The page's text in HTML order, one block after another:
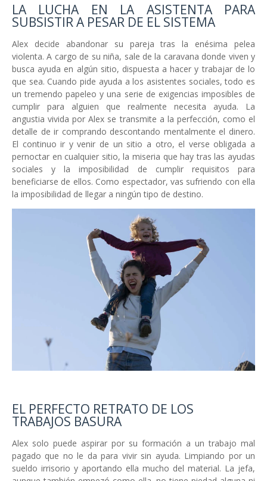
LA LUCHA EN LA ASISTENTA PARA
SUBSISTIR A PESAR DE EL SISTEMA
Alex decide abandonar su pareja tras la enésima pelea
violenta. A cargo de su niña, sale de la caravana donde viven y
busca ayuda en algún sitio, dispuesta a hacer y trabajar de lo
que sea. Cuando pide ayuda a los asistentes sociales, todo es
un tremendo papeleo y una serie de exigencias imposibles de
cumplir para alguien que realmente necesita ayuda. La
angustia vivida por Alex se transmite a la perfección, como el
detalle de ir comprando descontando mentalmente el dinero.
El continuo ir y venir de un sitio a otro, el verse obligada a
pernoctar en cualquier sitio, la miseria que hay tras las ayudas
sociales y la imposibilidad de cumplir requisitos para
beneficiarse de ellos. Como espectador, vas sufriendo con ella
la imposibilidad de llegar a ningún tipo de destino.
EL PERFECTO RETRATO DE LOS
TRABAJOS BASURA
Alex solo puede aspirar por su formación a un trabajo mal
pagado que no le da para vivir sin ayuda. Limpiando por un
sueldo irrisorio y aportando ella mucho del material. La jefa,